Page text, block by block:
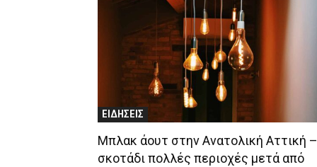
ΕΙΔΗΣΕΙΣ
Μπλακ άουτ στην Ανατολική Αττική
σκοτάδι πολλές περιοχές μετά από